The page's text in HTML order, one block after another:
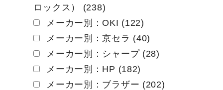
ロックス） (238)
メーカー別：OKI (122)
メーカー別：京セラ (40)
メーカー別：シャープ (28)
メーカー別：HP (182)
メーカー別：ブラザー (202)